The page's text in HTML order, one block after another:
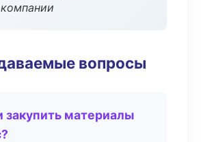
вопросы
материалы